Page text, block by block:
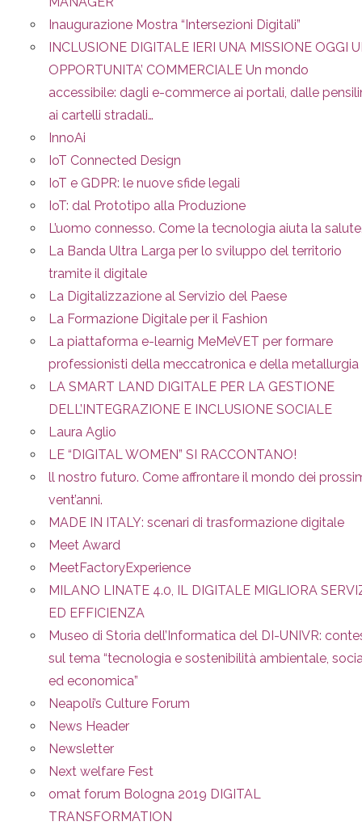
Inaugurazione Mostra “Intersezioni Digitali”
INCLUSIONE DIGITALE IERI UNA MISSIONE OGGI
OPPORTUNITA’ COMMERCIALE Un mondo
accessibile: dagli e-commerce ai portali, dalle
ai cartelli stradali…
InnoAi
IoT Connected Design
IoT e GDPR: le nuove sfide legali
IoT: dal Prototipo alla Produzione
L’uomo connesso. Come la tecnologia aiuta la
La Banda Ultra Larga per lo sviluppo del territorio
tramite il digitale
La Digitalizzazione al Servizio del Paese
La Formazione Digitale per il Fashion
La piattaforma e-learnig MeMeVET per formare
professionisti della meccatronica e della metallurgia
LA SMART LAND DIGITALE PER LA GESTIONE
DELL’INTEGRAZIONE E INCLUSIONE SOCIALE
Laura Aglio
LE “DIGITAL WOMEN” SI RACCONTANO!
ll nostro futuro. Come affrontare il mondo dei
vent’anni.
MADE IN ITALY: scenari di trasformazione digitale
Meet Award
MeetFactoryExperience
MILANO LINATE 4.0, IL DIGITALE MIGLIORA
ED EFFICIENZA
Museo di Storia dell’Informatica del DI-UNIVR:
sul tema “tecnologia e sostenibilità ambientale,
ed economica”
Neapoli’s Culture Forum
News Header
Newsletter
Next welfare Fest
omat forum Bologna 2019 DIGITAL
TRANSFORMATION